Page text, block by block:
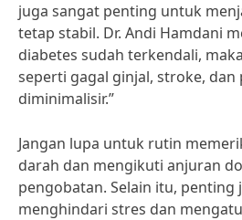
juga sangat penting untuk
tetap stabil. Dr. Andi Hamdani
diabetes sudah terkendali,
seperti gagal ginjal, stroke,
diminimalisir.”
Jangan lupa untuk rutin
darah dan mengikuti anjuran
pengobatan. Selain itu, penting
menghindari stres dan